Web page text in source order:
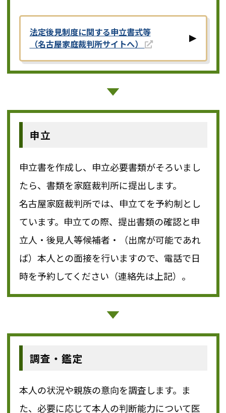
法定後見制度に関する申立書式等
（名古屋家庭裁判所サイトへ）
申立
申立書を作成し、申立必要書類がそろいまし
たら、書類を家庭裁判所に提出します。
名古屋家庭裁判所では、申立てを予約制とし
ています。申立ての際、提出書類の確認と申
立人・後見人等候補者・（出席が可能であれ
ば）本人との面接を行いますので、電話で日
時を予約してください（連絡先は上記）。
調査・鑑定
本人の状況や親族の意向を調査します。ま
た、必要に応じて本人の判断能力について医